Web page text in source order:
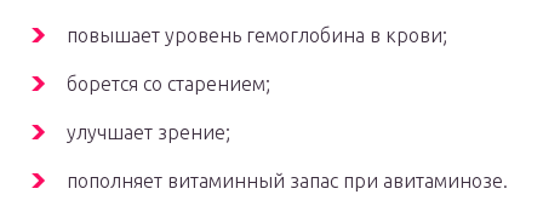
повышает уровень гемоглобина в крови;
борется со старением;
улучшает зрение;
пополняет витаминный запас при авитаминозе.